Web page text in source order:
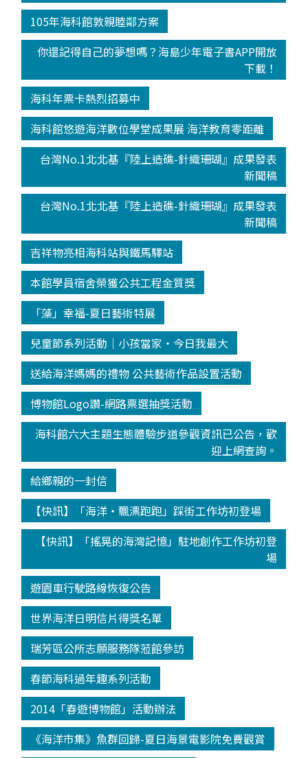
105年海科館敦親睦鄰方案
你還記得自己的夢想嗎？海島少年電子書APP開放
下載！
海科年票卡熱烈招募中
海科館悠遊海洋數位學堂成果展 海洋教育零距離
台灣No.1北北基『陸上造礁-針織珊瑚』成果發表
新聞稿
台灣No.1北北基『陸上造礁-針織珊瑚』成果發表
新聞稿
吉祥物亮相海科站與鐵馬驛站
本館學員宿舍榮獲公共工程金質獎
「藻」幸福-夏日藝術特展
兒童節系列活動│小孩當家‧今日我最大
送給海洋媽媽的禮物 公共藝術作品設置活動
博物館Logo讚-網路票選抽獎活動
海科館六大主題生態體驗步道參觀資訊已公告，歡
迎上網查詢。
給鄉親的一封信
【快訊】「海洋‧飄漂跑跑」踩街工作坊初登場
【快訊】「搖晃的海灣記憶」駐地創作工作坊初登
場
遊園車行駛路線恢復公告
世界海洋日明信片得獎名單
瑞芳區公所志願服務隊蒞館參訪
春節海科過年趣系列活動
2014「春遊博物館」活動辦法
《海洋市集》魚群回歸-夏日海景電影院免費觀賞